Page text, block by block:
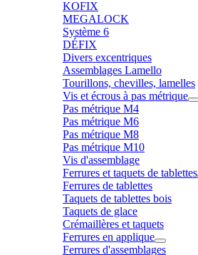
KOFIX
MEGALOCK
Système 6
DÉFIX
Divers excentriques
Assemblages Lamello
Tourillons, chevilles, lamelles
Vis et écrous à pas métrique
Pas métrique M4
Pas métrique M6
Pas métrique M8
Pas métrique M10
Vis d'assemblage
Ferrures et taquets de tablettes
Ferrures de tablettes
Taquets de tablettes bois
Taquets de glace
Crémaillères et taquets
Ferrures en applique
Ferrures d'assemblages